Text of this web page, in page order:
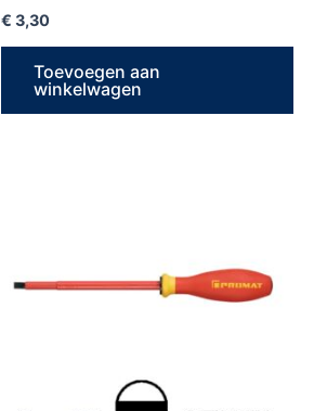
€ 3,30
Toevoegen aan
winkelwagen